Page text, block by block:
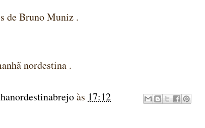
de Bruno Muniz .
nordestina .
às 17:12